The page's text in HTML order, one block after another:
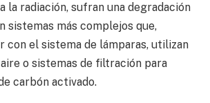
la radiación, sufran una degradación
sistemas más complejos que,
con el sistema de lámparas, utilizan
o sistemas de filtración para
carbón activado.